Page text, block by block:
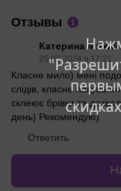
Отзывы 1
Катерина
25.02.2024 в 17:21
Класне мило) мені
слідів, класне
склеює брівки та
день) Рекомендую)
Ответить